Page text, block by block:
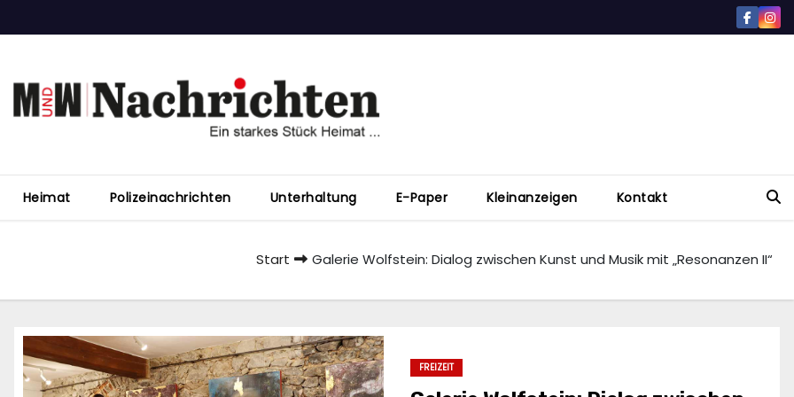
Heimat Polizeinachrichten Unterhaltung E-Paper Kleinanzeigen Kontakt
Start Galerie Wolfstein: Dialog zwischen Kunst und Musik mit „Resonanzen II“
FREIZEIT